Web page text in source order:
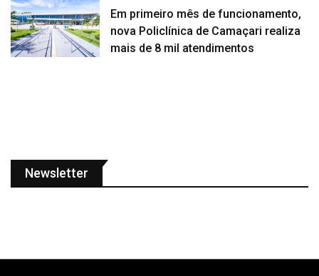
Em primeiro mês de funcionamento,
nova Policlínica de Camaçari realiza
mais de 8 mil atendimentos
Newsletter